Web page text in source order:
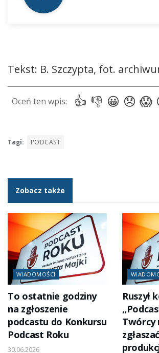
Tekst: B. Szczypta, fot.
Tagi: PODCAST
Zobacz także
WIADOMOŚCI
To ostatnie godziny
na zgłoszenie
podcastu do Konkursu
Podcast Roku
30.06.2026
Ruszył
Twórcy